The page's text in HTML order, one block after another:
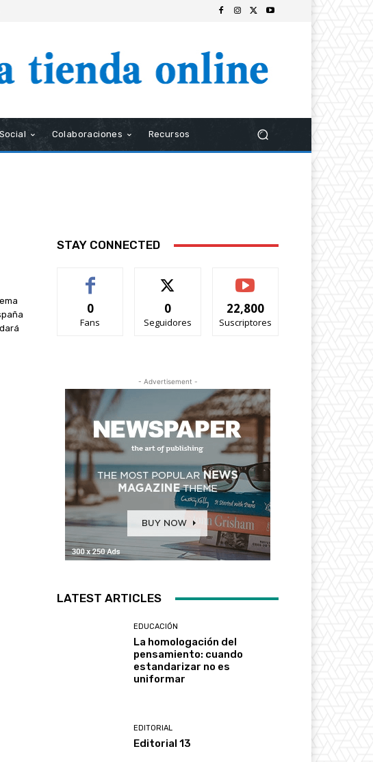
Social Colaboraciones Recursos
STAY CONNECTED
0
Fans
0
Seguidores
22,800
Suscriptores
- Advertisement -
LATEST ARTICLES
EDUCACIÓN
La homologación del
pensamiento: cuando
estandarizar no es
uniformar
EDITORIAL
Editorial 13